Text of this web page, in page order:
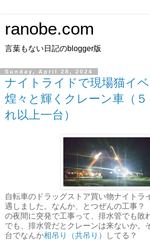
ranobe.com
言葉もない日記のblogger版
Sunday, April 28, 2024
ナイトライドで現場猫イ
煌々と輝くクレーン車（
れ以上一台）
自転車のドラッグストア買い物ナイトラ
遇しました。なんか、とつぜんの工事
の夜間に突発で工事って、排水管でも
でも、排水管だとクレーンは来ないか
台でなんか相吊り（共吊り） してる？